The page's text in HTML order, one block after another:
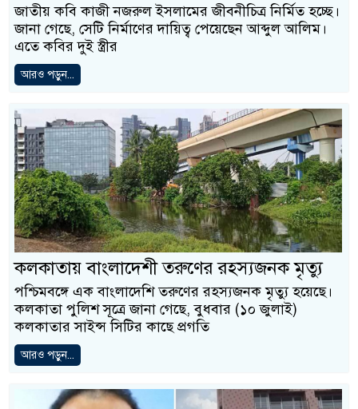
জাতীয় কবি কাজী নজরুল ইসলামের জীবনীচিত্র নির্মিত হচ্ছে।
জানা গেছে, সেটি নির্মাণের দায়িত্ব পেয়েছেন আব্দুল আলিম।
এতে কবির দুই স্ত্রীর
আরও পড়ুন...
কলকাতায় বাংলাদেশী তরুণের রহস্যজনক মৃত্যু
পশ্চিমবঙ্গে এক বাংলাদেশি তরুণের রহস্যজনক মৃত্যু হয়েছে।
কলকাতা পুলিশ সূত্রে জানা গেছে, বুধবার (১০ জুলাই)
কলকাতার সাইন্স সিটির কাছে প্রগতি
আরও পড়ুন...